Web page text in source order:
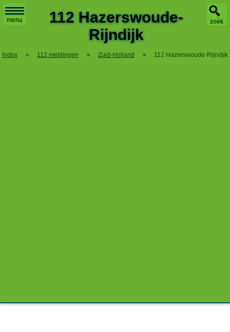
menu zoek
112 Hazerswoude-
Rijndijk
Index » 112 meldingen » Zuid-Holland » 112 Hazerswoude-Rijndijk